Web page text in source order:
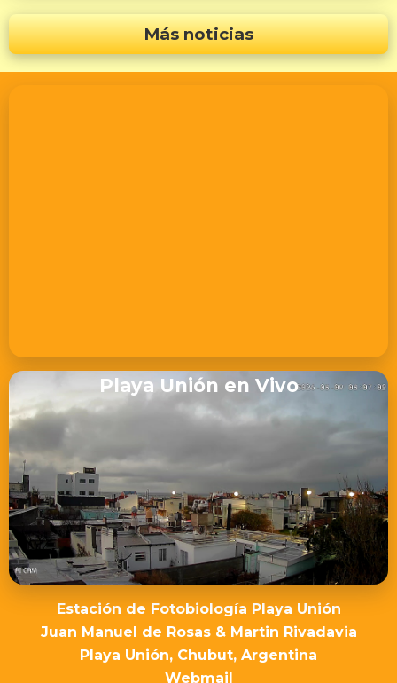
Más noticias
Playa Unión en Vivo
Estación de Fotobiología Playa Unión
Juan Manuel de Rosas & Martin Rivadavia
Playa Unión, Chubut, Argentina
Webmail